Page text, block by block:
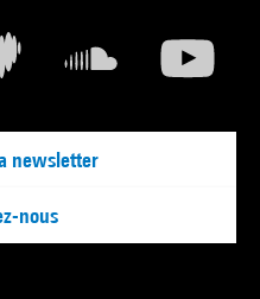
newsletter
nous